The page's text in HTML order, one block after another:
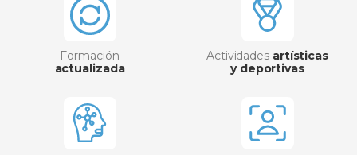
Formación
actualizada
Actividades artísticas
y deportivas